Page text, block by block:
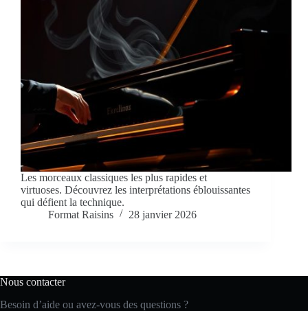
Les morceaux classiques les plus rapides et
virtuoses. Découvrez les interprétations éblouissantes
qui défient la technique.
Format Raisins
28 janvier 2026
Nous contacter
Besoin d’aide ou avez-vous des questions ?